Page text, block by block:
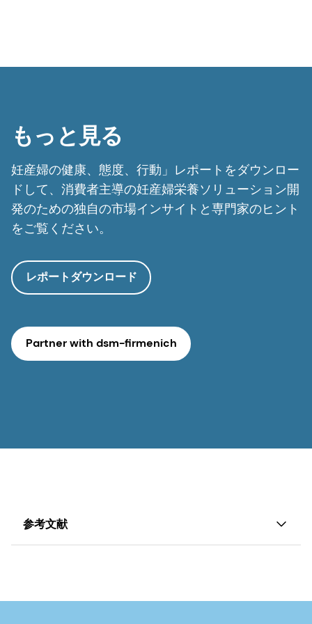
もっと見る
妊産婦の健康、態度、行動」レポートをダウンロー
ドして、消費者主導の妊産婦栄養ソリューション開
発のための独自の市場インサイトと専門家のヒント
をご覧ください。
レポートダウンロード
Partner with dsm-firmenich
参考文献